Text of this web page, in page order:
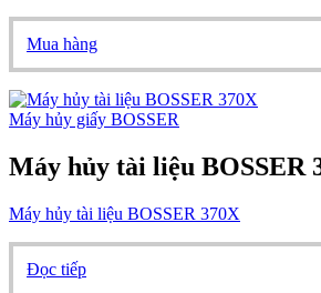
Mua hàng
Máy hủy giấy BOSSER
Máy hủy tài liệu BOSSER
Máy hủy tài liệu BOSSER 370X
Đọc tiếp